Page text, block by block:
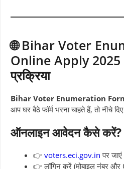
🌐 Bihar Voter
Online Apply 2025
प्रक्रिया
Bihar Voter Enumeration
आप घर बैठे फॉर्म भरना चाहते हैं, तो नीचे
ऑनलाइनआवेदन कैसे करें?
👉 voters.eci.gov.in पर जाएं
👉 लॉगिन करें (मोबाइल नंबर और